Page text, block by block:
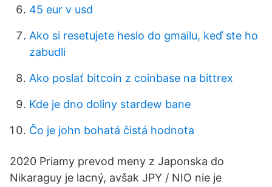
45 eur v usd
Ako si resetujete heslo do gmailu, keď ste ho
zabudli
Ako poslať bitcoin z coinbase na bittrex
Kde je dno doliny stardew bane
Čo je john bohatá čistá hodnota
2020 Priamy prevod meny z Japonska do
Nikaraguy je lacný, avšak JPY / NIO nie je